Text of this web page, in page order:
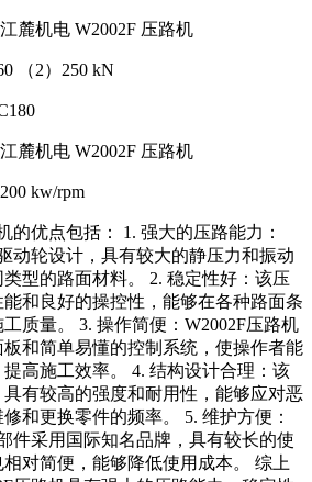
（2）250 kN
kw/rpm
的优点包括： 1. 强大的压路能力：
动轮设计，具有较大的静压力和振动
型的路面材料。 2. 稳定性好：该压
和良好的操控性，能够在各种路面条
质量。 3. 操作简便：W2002F压路机
和简单易懂的控制系统，使操作者能
高施工效率。 4. 结构设计合理：该
有较高的强度和耐用性，能够应对恶
和更换零件的频率。 5. 维护方便：
件采用国际知名品牌，具有较长的使
对简便，能够降低使用成本。 综上